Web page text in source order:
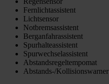
Fernlichtassistent
Lichtsensor
Notbremsassistent
Berganfahrassistent
Spurhalteassistent
Spurwechselassistent
Abstandsregeltempomat
Abstands-/Kollisionswarner